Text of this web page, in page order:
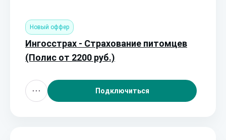
Новый оффер
Ингосстрах - Страхование питомцев
(Полис от 2200 руб.)
Подключиться